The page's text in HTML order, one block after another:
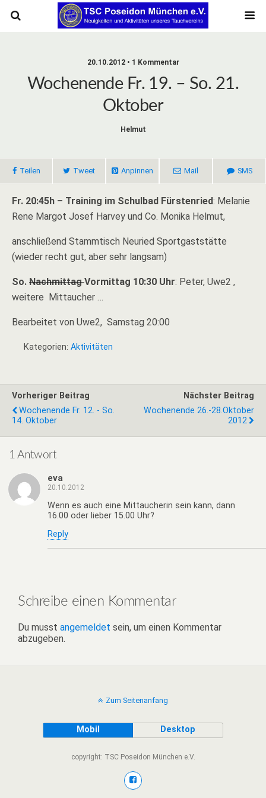
20.10.2012 • 1 Kommentar
Wochenende Fr. 19. – So. 21.
Oktober
Helmut
Teilen Tweet Anpinnen Mail SMS
Fr. 20:45h – Training im Schulbad Fürstenried: Melanie
Rene Margot Josef Harvey und Co. Monika Helmut,
anschließend Stammtisch Neuried Sportgaststätte
(wieder recht gut, aber sehr langsam)
So. NachmittagVormittag 10:30 Uhr: Peter, Uwe2 ,
weitere Mittaucher …
Bearbeitet von Uwe2, Samstag 20:00
Kategorien: Aktivitäten
Vorheriger Beitrag
Wochenende Fr. 12. - So.
14. Oktober
Nächster Beitrag
Wochenende 26.-28.Oktober
2012
1 Antwort
eva
20.10.2012
Wenn es auch eine Mittaucherin sein kann, dann
16.00 oder lieber 15.00 Uhr?
Reply
Schreibe einen Kommentar
Du musst angemeldet sein, um einen Kommentar
abzugeben.
Zum Seitenanfang
Mobil Desktop
copyright: TSC Poseidon München e.V.